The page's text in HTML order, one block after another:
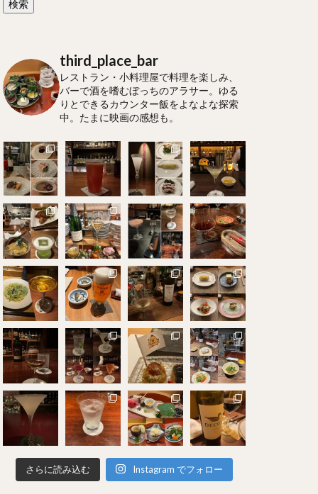
third_place_bar
レストラン・小料理屋で料理を楽しみ、
バーで酒を嗜むぼっちのアラサー。ゆる
りとできるカウンター飯をよなよな探索
中。たまに映画の感想も。
さらに読み込む Instagram でフォロー